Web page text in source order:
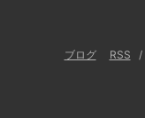
ブログ RSS /